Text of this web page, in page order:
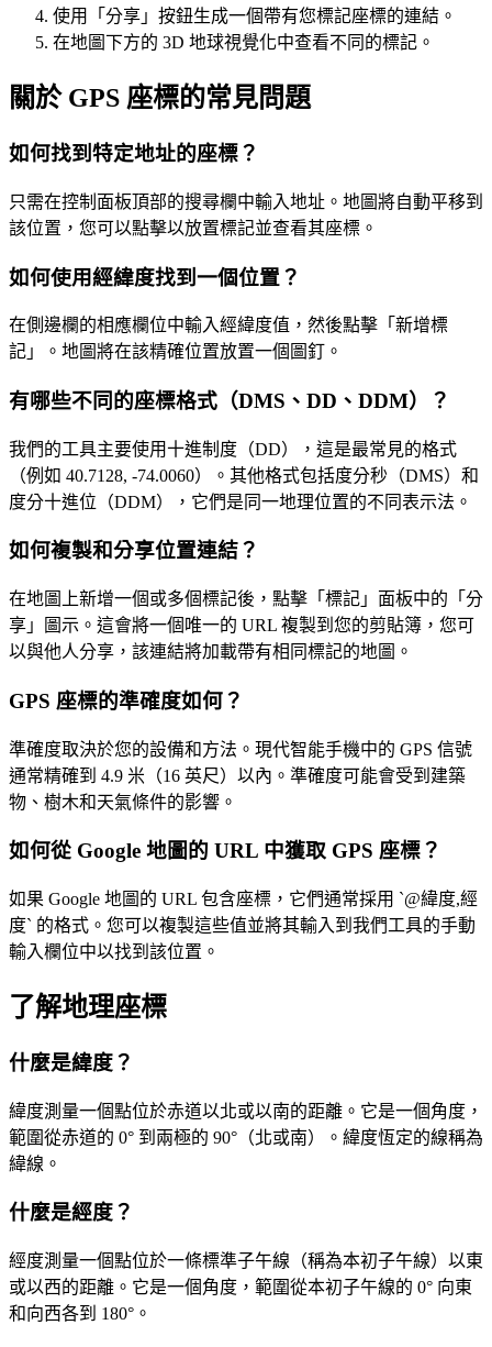
使用「分享」按鈕生成一個帶有您標記座標的連結。
在地圖下方的 3D 地球視覺化中查看不同的標記。
關於 GPS 座標的常見問題
如何找到特定地址的座標？
只需在控制面板頂部的搜尋欄中輸入地址。地圖將自動平移到
該位置，您可以點擊以放置標記並查看其座標。
如何使用經緯度找到一個位置？
在側邊欄的相應欄位中輸入經緯度值，然後點擊「新增標
記」。地圖將在該精確位置放置一個圖釘。
有哪些不同的座標格式（DMS、DD、DDM）？
我們的工具主要使用十進制度（DD），這是最常見的格式
（例如 40.7128, -74.0060）。其他格式包括度分秒（DMS）和
度分十進位（DDM），它們是同一地理位置的不同表示法。
如何複製和分享位置連結？
在地圖上新增一個或多個標記後，點擊「標記」面板中的「分
享」圖示。這會將一個唯一的 URL 複製到您的剪貼簿，您可
以與他人分享，該連結將加載帶有相同標記的地圖。
GPS 座標的準確度如何？
準確度取決於您的設備和方法。現代智能手機中的 GPS 信號
通常精確到 4.9 米（16 英尺）以內。準確度可能會受到建築
物、樹木和天氣條件的影響。
如何從 Google 地圖的 URL 中獲取 GPS 座標？
如果 Google 地圖的 URL 包含座標，它們通常採用 `@緯度,經
度` 的格式。您可以複製這些值並將其輸入到我們工具的手動
輸入欄位中以找到該位置。
了解地理座標
什麼是緯度？
緯度測量一個點位於赤道以北或以南的距離。它是一個角度，
範圍從赤道的 0° 到兩極的 90°（北或南）。緯度恆定的線稱為
緯線。
什麼是經度？
經度測量一個點位於一條標準子午線（稱為本初子午線）以東
或以西的距離。它是一個角度，範圍從本初子午線的 0° 向東
和向西各到 180°。